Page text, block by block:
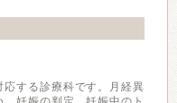
する診療科です。月経異